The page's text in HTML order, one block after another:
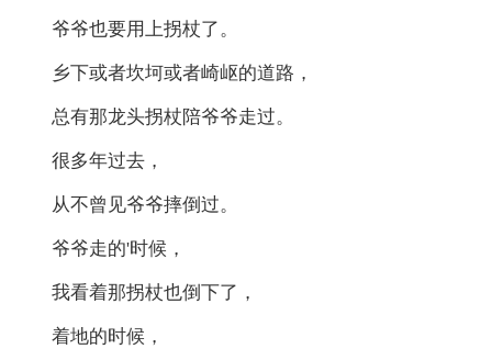
爷爷也要用上拐杖了。
乡下或者坎坷或者崎岖的道路，
总有那龙头拐杖陪爷爷走过。
很多年过去，
从不曾见爷爷摔倒过。
爷爷走的'时候，
我看着那拐杖也倒下了，
着地的时候，